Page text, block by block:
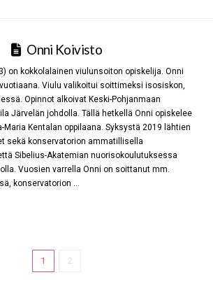
Onni Koivisto
on kokkolalainen viulunsoiton opiskelija. Onni
Viulu valikoitui soittimeksi isosiskon,
Opinnot alkoivat Keski-Pohjanmaan
Järvelän johdolla. Tällä hetkellä Onni opiskelee
Maria Kentalan oppilaana. Syksystä 2019 lähtien
sekä konservatorion ammatillisella
Sibelius-Akatemian nuorisokoulutuksessa
Vuosien varrella Onni on soittanut mm.
konservatorion …
1 2